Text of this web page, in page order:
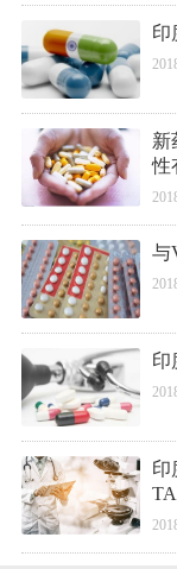
印
新
性
与
印
印